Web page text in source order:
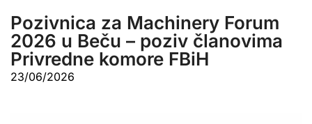
Pozivnica za Machinery Forum
2026 u Beču – poziv članovima
Privredne komore FBiH
23/06/2026